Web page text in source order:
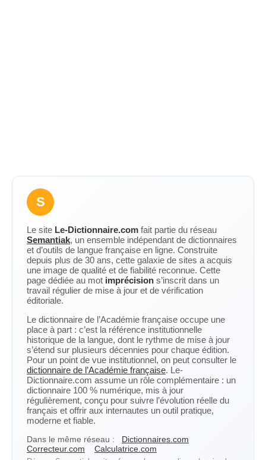
S
Le site Le-Dictionnaire.com fait partie du réseau
Semantiak, un ensemble indépendant de dictionnaires
et d’outils de langue française en ligne. Construite
depuis plus de 30 ans, cette galaxie de sites a acquis
une image de qualité et de fiabilité reconnue. Cette
page dédiée au mot imprécision s’inscrit dans un
travail régulier de mise à jour et de vérification
éditoriale.
Le dictionnaire de l’Académie française occupe une
place à part : c’est la référence institutionnelle
historique de la langue, dont le rythme de mise à jour
s’étend sur plusieurs décennies pour chaque édition.
Pour un point de vue institutionnel, on peut consulter le
dictionnaire de l’Académie française. Le-
Dictionnaire.com assume un rôle complémentaire : un
dictionnaire 100 % numérique, mis à jour
régulièrement, conçu pour suivre l’évolution réelle du
français et offrir aux internautes un outil pratique,
moderne et fiable.
Dans le même réseau :
Dictionnaires.com
Correcteur.com
Calculatrice.com